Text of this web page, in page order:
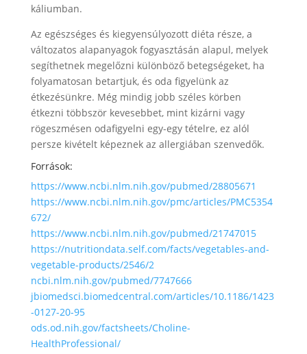
káliumban.
Az egészséges és kiegyensúlyozott diéta része, a
változatos alapanyagok fogyasztásán alapul, melyek
segíthetnek megelőzni különböző betegségeket, ha
folyamatosan betartjuk, és oda figyelünk az
étkezésünkre. Még mindig jobb széles körben
étkezni többször kevesebbet, mint kizárni vagy
rögeszmésen odafigyelni egy-egy tételre, ez alól
persze kivételt képeznek az allergiában szenvedők.
Források:
https://www.ncbi.nlm.nih.gov/pubmed/28805671
https://www.ncbi.nlm.nih.gov/pmc/articles/PMC5354
672/
https://www.ncbi.nlm.nih.gov/pubmed/21747015
https://nutritiondata.self.com/facts/vegetables-and-
vegetable-products/2546/2
ncbi.nlm.nih.gov/pubmed/7747666
jbiomedsci.biomedcentral.com/articles/10.1186/1423
-0127-20-95
ods.od.nih.gov/factsheets/Choline-
HealthProfessional/